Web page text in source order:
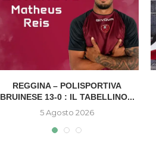
REGGINA – POLISPORTIVA
BRUINESE 13-0 : IL TABELLINO...
5 Agosto 2026